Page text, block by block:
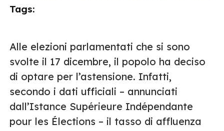
Tags:
Alle elezioni parlamentati che si sono
svolte il 17 dicembre, il popolo ha deciso
di optare per l’astensione. Infatti,
secondo i dati ufficiali – annunciati
dall’Istance Supérieure Indépendante
pour les Élections – il tasso di affluenza